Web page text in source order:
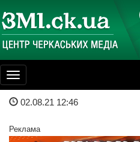
Toggle
navigation
02.08.21 12:46
Реклама